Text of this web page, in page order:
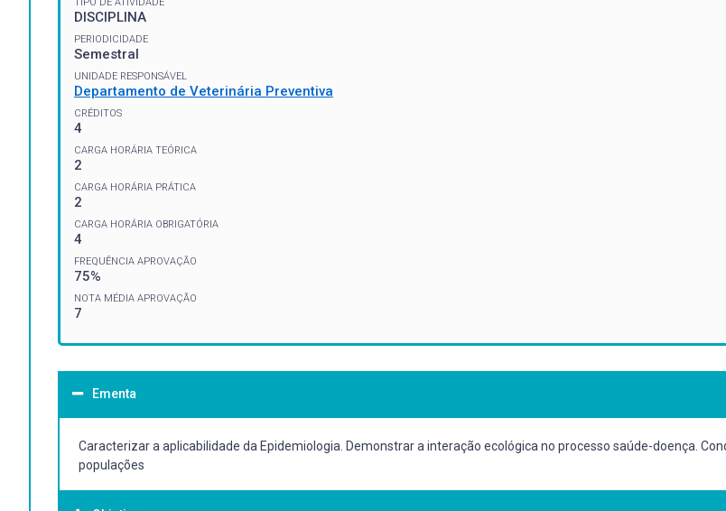
DISCIPLINA
PERIODICIDADE
Semestral
UNIDADE RESPONSÁVEL
Departamento de Veterinária Preventiva
CRÉDITOS
4
CARGA HORÁRIA TEÓRICA
2
CARGA HORÁRIA PRÁTICA
2
CARGA HORÁRIA OBRIGATÓRIA
4
FREQUÊNCIA APROVAÇÃO
75%
NOTA MÉDIA APROVAÇÃO
7
Ementa
Caracterizar a aplicabilidade da Epidemiologia. Demonstrar a interação ecológica no processo saúde-doença.
populações